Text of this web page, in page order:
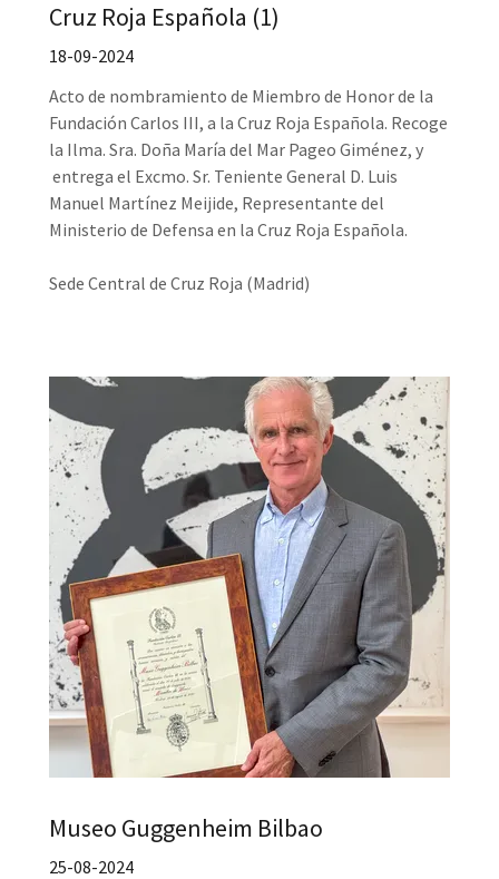
Cruz Roja Española (1)
18-09-2024
Acto de nombramiento de Miembro de Honor de la
Fundación Carlos III, a la Cruz Roja Española. Recoge
la Ilma. Sra. Doña María del Mar Pageo Giménez, y
entrega el Excmo. Sr. Teniente General D. Luis
Manuel Martínez Meijide, Representante del
Ministerio de Defensa en la Cruz Roja Española.
Sede Central de Cruz Roja (Madrid)
Museo Guggenheim Bilbao
25-08-2024